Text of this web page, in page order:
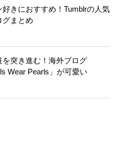
好きにおすすめ！Tumblrの人気
グまとめ
を突き進む！海外ブログ
Wear Pearls」が可愛い